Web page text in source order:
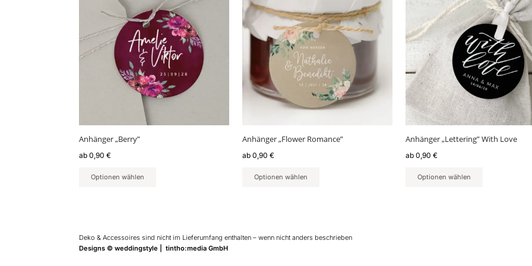
Anhänger „Berry”
ab 0,90 €
Optionen wählen
mehrere
Varianten
auf.
Die
Optionen
werden
Anhänger „Flower Romance”
ab 0,90 €
Optionen wählen
weist
mehrere
Varianten
Optionen
können
auf
werden
Anhänger „Lettering” With Love
ab 0,90 €
Optionen wählen
mehrere
Varianten
auf.
Optionen
können
auf
der
Produktseite
werden
Deko & Accessoires sind nicht im Lieferumfang enthalten – wenn nicht anders beschrieben
Designs © weddingstyle | tintho:media GmbH